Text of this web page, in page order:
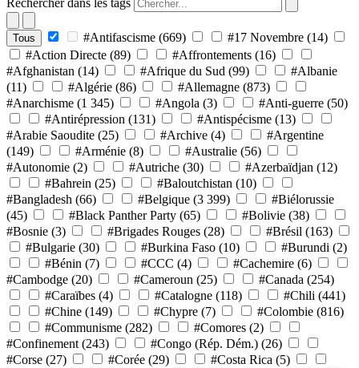
Rechercher dans les tags
Tous #Antifascisme (669) #17 Novembre (14)
#Action Directe (89) #Affrontements (16)
#Afghanistan (14) #Afrique du Sud (99)
#Albanie
(11)
#Algérie (86) #Allemagne (873)
#Anarchisme (1 345) #Angola (3) #Anti-guerre (50)
#Antirépression (131) #Antispécisme (13)
#Arabie Saoudite (25) #Archive (4)
#Argentine
(149)
#Arménie (8) #Australie (56)
#Autonomie (2) #Autriche (30) #Azerbaïdjan (12)
#Bahrein (25) #Baloutchistan (10)
#Bangladesh (66) #Belgique (3 399)
#Biélorussie
(45)
#Black Panther Party (65) #Bolivie (38)
#Bosnie (3) #Brigades Rouges (28) #Brésil (163)
#Bulgarie (30) #Burkina Faso (10) #Burundi (2)
#Bénin (7) #CCC (4) #Cachemire (6)
#Cambodge (20) #Cameroun (25) #Canada (254)
#Caraïbes (4) #Catalogne (118) #Chili (441)
#Chine (149) #Chypre (7) #Colombie (816)
#Communisme (282) #Comores (2)
#Confinement (243) #Congo (Rép. Dém.) (26)
#Corse (27) #Corée (29) #Costa Rica (5)